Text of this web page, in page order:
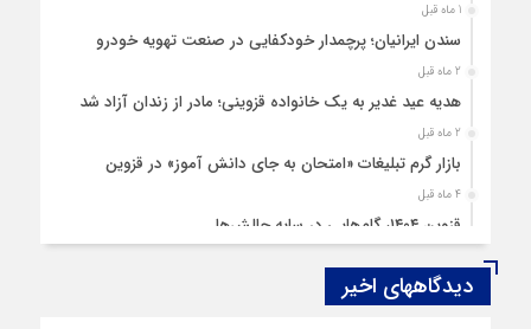
1 ماه قبل
سندن ایرانیان؛ پرچمدار خودکفایی در صنعت تهویه خودرو
2 ماه قبل
هدیه عید غدیر به یک خانواده قزوینی؛ مادر از زندان آزاد شد
2 ماه قبل
بازار گرم تبلیغات «امتحان به جای دانش‌ آموز» در قزوین
4 ماه قبل
قزوین ۱۴۰۴، گام‌هایی در سایه چالش‌ها
چهارشنبه‌ سوری بی‌غوغا
دیدگاههای اخیر